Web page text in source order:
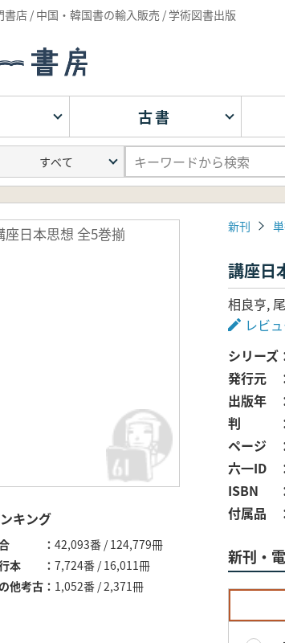
書店 / 中国・韓国書の輸入販売 / 学術図書出版
古書
講座日本思想 全5巻揃
キング
42,093番 / 124,779冊
本
7,724番 / 16,011冊
他考古
1,052番 / 2,371冊
新刊
講座日
相良亨,
レビ
シリーズ
発行元
出版年
判
ページ
六一ID
ISBN
付属品
新刊・